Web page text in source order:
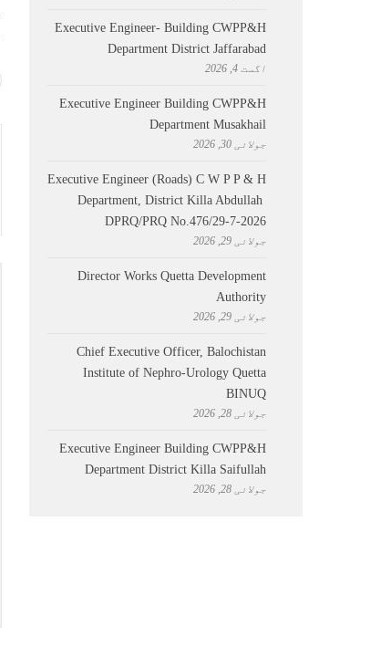
Executive Engineer- Building CWPP&H
Department District Jaffarabad
اگست 4, 2026
Executive Engineer Building CWPP&H
Department Musakhail
جولائی 30, 2026
Executive Engineer (Roads) C W P P & H
Department, District Killa Abdullah ​
DPRQ/PRQ No.476/29-7-2026
جولائی 29, 2026
Director Works Quetta Development
Authority
جولائی 29, 2026
Chief Executive Officer, Balochistan
Institute of Nephro-Urology Quetta
BINUQ
جولائی 28, 2026
Executive Engineer Building CWPP&H
Department District Killa Saifullah
جولائی 28, 2026